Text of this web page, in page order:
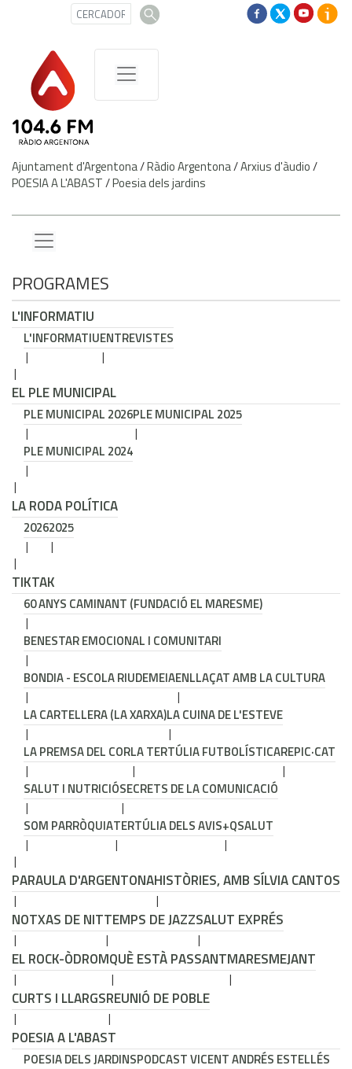
Ajuntament d'Argentona/Ràdio Argentona/Arxius d'àudio/
POESIA A L'ABAST/Poesia dels jardins
PROGRAMES
L'INFORMATIU
L'INFORMATIUENTREVISTES
EL PLE MUNICIPAL
PLE MUNICIPAL 2026PLE MUNICIPAL 2025
PLE MUNICIPAL 2024
LA RODA POLÍTICA
20262025
TIKTAK
60 ANYS CAMINANT (FUNDACIÓ EL MARESME)
BENESTAR EMOCIONAL I COMUNITARI
BONDIA - ESCOLA RIUDEMEIAENLLAÇAT AMB LA CULTURA
LA CARTELLERA (LA XARXA)LA CUINA DE L'ESTEVE
LA PREMSA DEL CORLA TERTÚLIA FUTBOLÍSTICAREPIC·CAT
SALUT I NUTRICIÓSECRETS DE LA COMUNICACIÓ
SOM PARRÒQUIATERTÚLIA DELS AVIS+QSALUT
PARAULA D'ARGENTONAHISTÒRIES, AMB SÍLVIA CANTOS
NOTXAS DE NITTEMPS DE JAZZSALUT EXPRÉS
EL ROCK-ÒDROMQUÈ ESTÀ PASSANTMARESMEJANT
CURTS I LLARGSREUNIÓ DE POBLE
POESIA A L'ABAST
POESIA DELS JARDINSPODCAST VICENT ANDRÉS ESTELLÉS